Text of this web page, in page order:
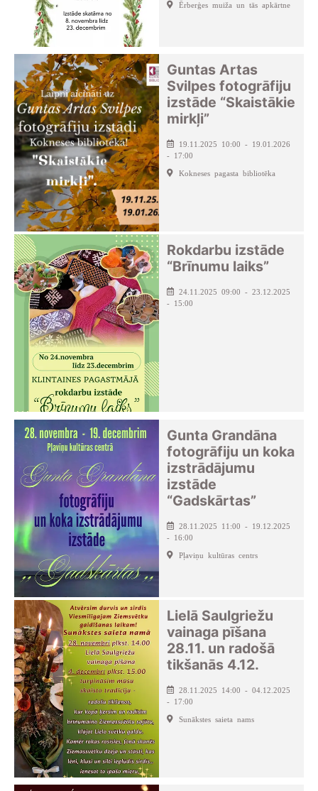
Ērberģes muiža un tās apkārtne
Guntas Artas
Svilpes fotogrāfiju
izstāde “Skaistākie
mirkļi”
19.11.2025 10:00 - 19.01.2026
- 17:00
Kokneses pagasta bibliotēka
Rokdarbu izstāde
“Brīnumu laiks”
24.11.2025 09:00 - 23.12.2025
- 15:00
Gunta Grandāna
fotogrāfiju un koka
izstrādājumu
izstāde
“Gadskārtas”
28.11.2025 11:00 - 19.12.2025
- 16:00
Pļaviņu kultūras centrs
Lielā Saulgriežu
vainaga pīšana
28.11. un radošā
tikšanās 4.12.
28.11.2025 14:00 - 04.12.2025
- 17:00
Sunākstes saieta nams